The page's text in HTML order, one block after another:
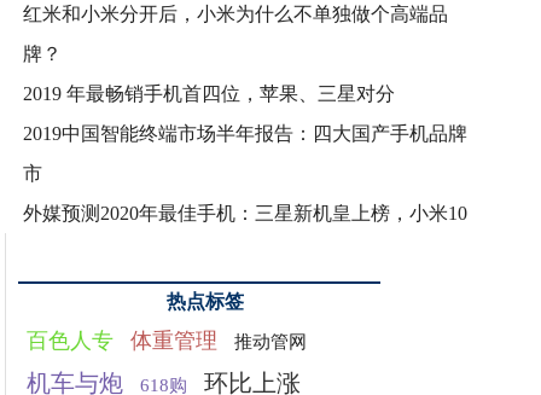
红米和小米分开后，小米为什么不单独做个高端品
牌？
2019 年最畅销手机首四位，苹果、三星对分
2019中国智能终端市场半年报告：四大国产手机品牌
市
外媒预测2020年最佳手机：三星新机皇上榜，小米10
热点标签
百色人专 体重管理 推动管网
机车与炮 618购 环比上涨